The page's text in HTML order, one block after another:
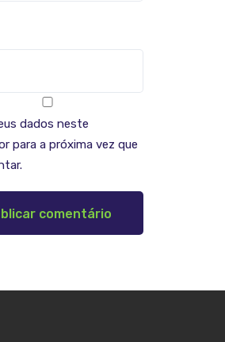
dados neste
para a próxima vez que